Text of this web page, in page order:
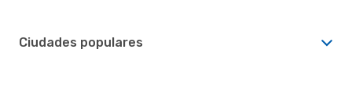
Ciudades populares